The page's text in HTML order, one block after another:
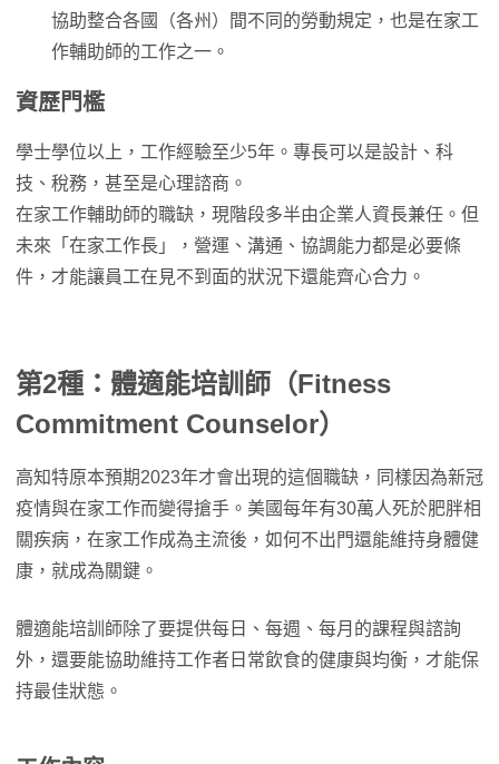
協助整合各國（各州）間不同的勞動規定，也是在家工
作輔助師的工作之一。
資歷門檻
學士學位以上，工作經驗至少5年。專長可以是設計、科
技、稅務，甚至是心理諮商。
在家工作輔助師的職缺，現階段多半由企業人資長兼任。但
未來「在家工作長」，營運、溝通、協調能力都是必要條
件，才能讓員工在見不到面的狀況下還能齊心合力。
第2種：體適能培訓師（Fitness
Commitment Counselor）
高知特原本預期2023年才會出現的這個職缺，同樣因為新冠
疫情與在家工作而變得搶手。美國每年有30萬人死於肥胖相
關疾病，在家工作成為主流後，如何不出門還能維持身體健
康，就成為關鍵。
體適能培訓師除了要提供每日、每週、每月的課程與諮詢
外，還要能協助維持工作者日常飲食的健康與均衡，才能保
持最佳狀態。